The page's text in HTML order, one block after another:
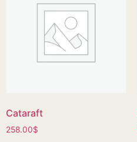
Cataraft
258.00$